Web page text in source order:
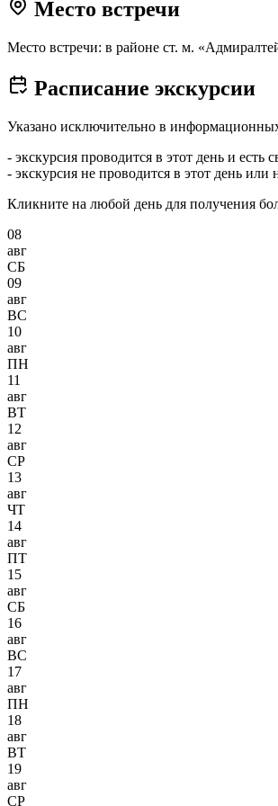
Место встречи
Место встречи: в районе ст. м.
Расписание экскурсии
Указано исключительно в
- экскурсия проводится в этот день и есть
- экскурсия не проводится в этот день или
Кликните на любой день для получения
08
авг
СБ
09
авг
ВС
10
авг
ПН
11
авг
ВТ
12
авг
СР
13
авг
ЧТ
14
авг
ПТ
15
авг
СБ
16
авг
ВС
17
авг
ПН
18
авг
ВТ
19
авг
СР